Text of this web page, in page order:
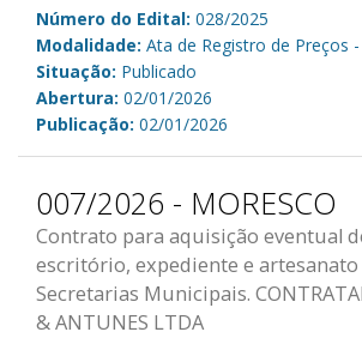
Número do Edital: 028/2025
Modalidade: Ata de Registro de Preços
Situação: Publicado
Abertura: 02/01/2026
Publicação: 02/01/2026
007/2026 - MORESCO
Contrato para aquisição eventual
escritório, expediente e artesanato
Secretarias Municipais.
& ANTUNES LTDA